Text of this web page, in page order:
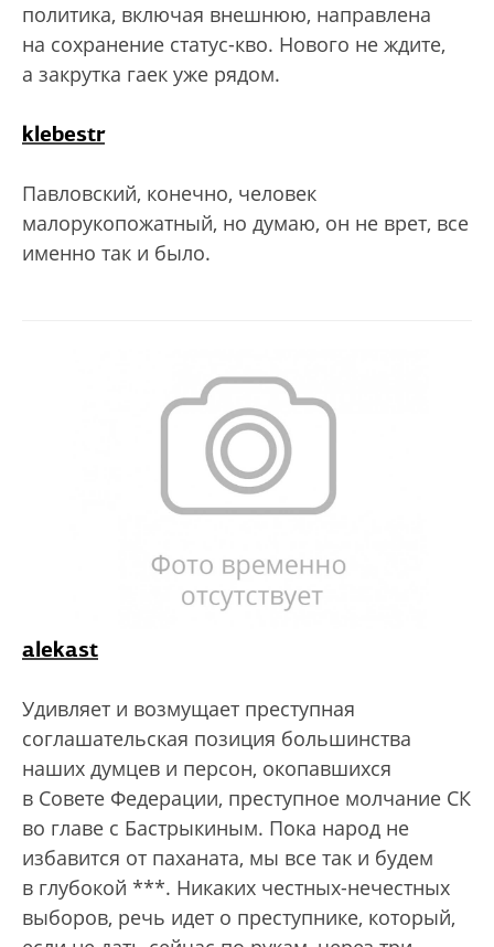
политика, включая внешнюю, направлена
на сохранение статус-кво. Нового не ждите,
а закрутка гаек уже рядом.
klebestr
Павловский, конечно, человек
малорукопожатный, но думаю, он не врет, все
именно так и было.
alekast
Удивляет и возмущает преступная
соглашательская позиция большинства
наших думцев и персон, окопавшихся
в Совете Федерации, преступное молчание СК
во главе с Бастрыкиным. Пока народ не
избавится от паханата, мы все так и будем
в глубокой ***. Никаких честных-нечестных
выборов, речь идет о преступнике, который,